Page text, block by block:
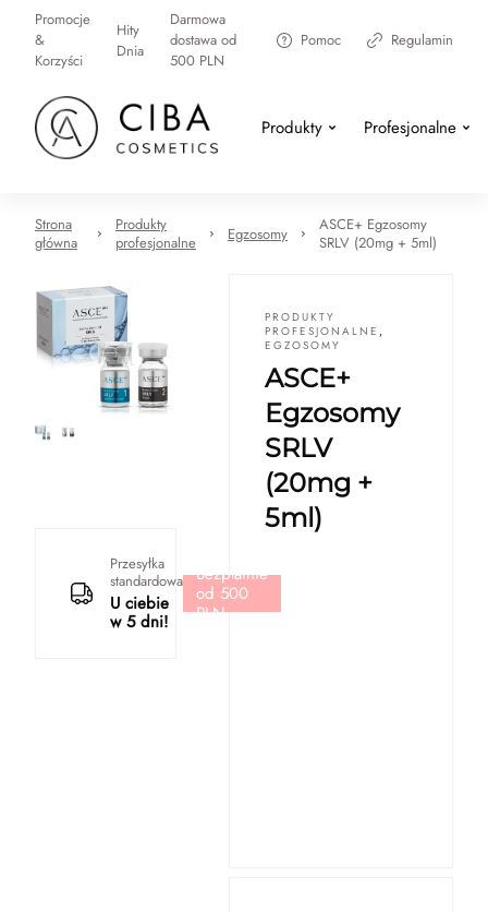
Promocje
&
Korzyści
Hity
Dnia
Darmowa
dostawa od
500 PLN
Pomoc Regulamin
Produkty Profesjonalne
Strona
główna
Produkty
profesjonalne
Egzosomy
ASCE+ Egzosomy
SRLV (20mg + 5ml)
Przesyłka
standardowa
U ciebie
w 5 dni!
Bezpłatnie
od 500
PLN
PRODUKTY
PROFESJONALNE ,
EGZOSOMY
ASCE+
Egzosomy
SRLV
(20mg +
5ml)